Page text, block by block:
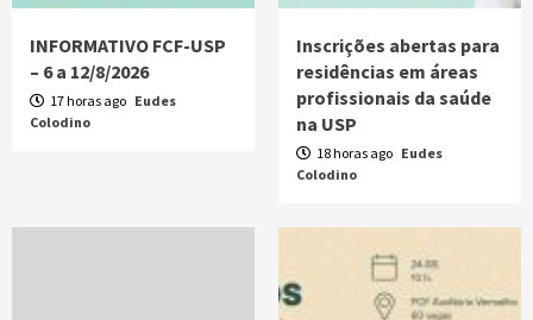
INFORMATIVO FCF-USP
– 6 a 12/8/2026
17 horas ago Eudes
Colodino
Inscrições abertas para
residências em áreas
profissionais da saúde
na USP
18 horas ago Eudes
Colodino